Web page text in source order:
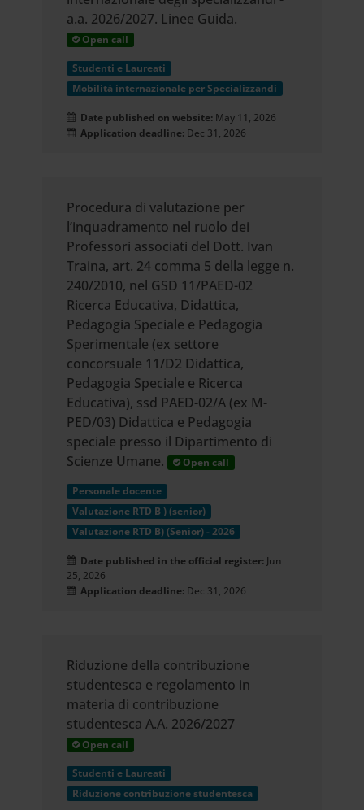
a.a. 2026/2027. Linee Guida.
Open call
Studenti e Laureati
Mobilità internazionale per Specializzandi
Date published on website: May 11, 2026
Application deadline: Dec 31, 2026
Procedura di valutazione per
l’inquadramento nel ruolo dei
Professori associati del Dott. Ivan
Traina, art. 24 comma 5 della legge n.
240/2010, nel GSD 11/PAED-02
Ricerca Educativa, Didattica,
Pedagogia Speciale e Pedagogia
Sperimentale (ex settore
concorsuale 11/D2 Didattica,
Pedagogia Speciale e Ricerca
Educativa), ssd PAED-02/A (ex M-
PED/03) Didattica e Pedagogia
speciale presso il Dipartimento di
Scienze Umane.
Open call
Personale docente
Valutazione RTD B ) (senior)
Valutazione RTD B) (Senior) - 2026
Date published in the official register: Jun
25, 2026
Application deadline: Dec 31, 2026
Riduzione della contribuzione
studentesca e regolamento in
materia di contribuzione
studentesca A.A. 2026/2027
Open call
Studenti e Laureati
Riduzione contribuzione studentesca